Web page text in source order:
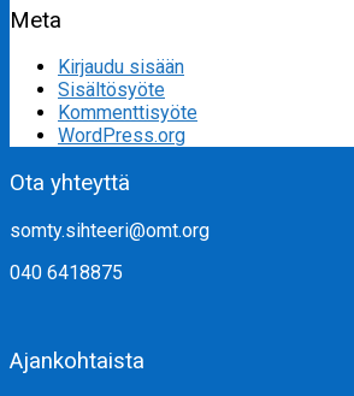
Meta
Kirjaudu sisään
Sisältösyöte
Kommenttisyöte
WordPress.org
Ota yhteyttä
somty.sihteeri@omt.org
040 6418875
Ajankohtaista